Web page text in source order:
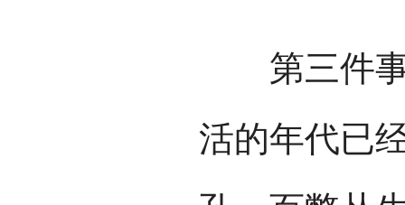
第三件事
活的年代已